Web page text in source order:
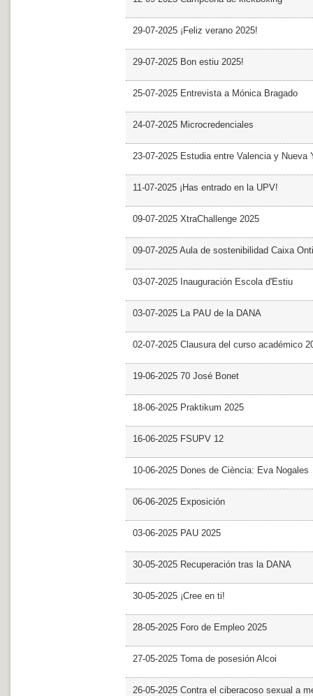
29-07-2025 ¡Feliz verano 2025!
29-07-2025 Bon estiu 2025!
25-07-2025 Entrevista a Mónica Bragado
24-07-2025 Microcredenciales
23-07-2025 Estudia entre Valencia y Nueva
11-07-2025 ¡Has entrado en la UPV!
09-07-2025 XtraChallenge 2025
09-07-2025 Aula de sostenibilidad Caixa
03-07-2025 Inauguración Escola d'Estiu
03-07-2025 La PAU de la DANA
02-07-2025 Clausura del curso académico
19-06-2025 70 José Bonet
18-06-2025 Praktikum 2025
16-06-2025 FSUPV 12
10-06-2025 Dones de Ciència: Eva Nogales
06-06-2025 Exposición
03-06-2025 PAU 2025
30-05-2025 Recuperación tras la DANA
30-05-2025 ¡Cree en ti!
28-05-2025 Foro de Empleo 2025
27-05-2025 Toma de posesión Alcoi
26-05-2025 Contra el ciberacoso sexual a